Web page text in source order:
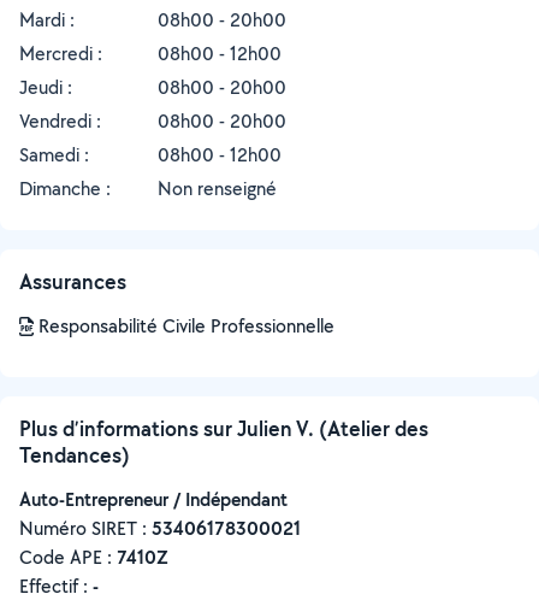
Mardi :
08h00 - 20h00
Mercredi :
08h00 - 12h00
Jeudi :
08h00 - 20h00
Vendredi :
08h00 - 20h00
Samedi :
08h00 - 12h00
Dimanche :
Non renseigné
Assurances
Responsabilité Civile Professionnelle
Plus d’informations sur Julien V. (Atelier des
Tendances)
Auto-Entrepreneur / Indépendant
Numéro SIRET : ‍53406178300021
Code APE : 7410Z
Effectif : -